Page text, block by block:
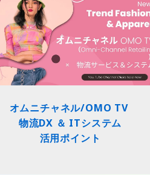
オムニチャネル/OMO TV
物流DX ＆ ITシステム
活用ポイント